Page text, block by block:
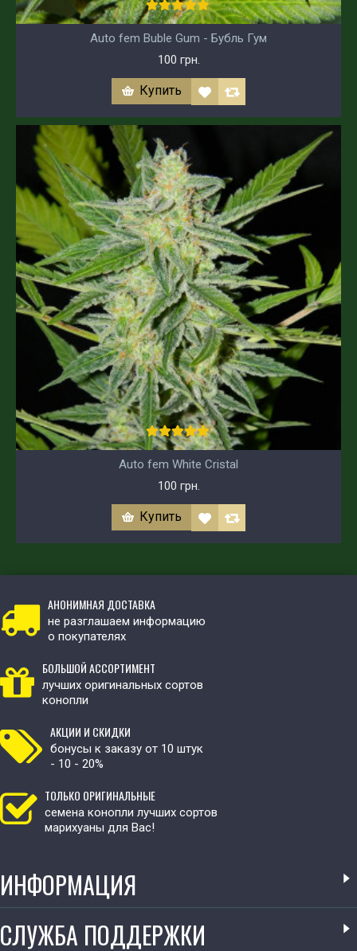
Auto fem Buble Gum - Бубль Гум
100 грн.
Купить
Auto fem White Cristal
100 грн.
Купить
АНОНИМНАЯ ДОСТАВКА
не разглашаем информацию
о покупателях
БОЛЬШОЙ АССОРТИМЕНТ
лучших оригинальных сортов
конопли
АКЦИИ И СКИДКИ
бонусы к заказу от 10 штук
- 10 - 20%
ТОЛЬКО ОРИГИНАЛЬНЫЕ
семена конопли лучших сортов
марихуаны для Вас!
ИНФОРМАЦИЯ
СЛУЖБА ПОДДЕРЖКИ